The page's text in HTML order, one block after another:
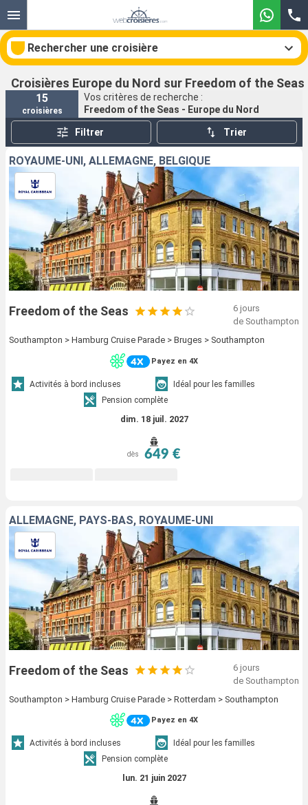
Rechercher une croisière
Nos destinations
Mois de départ
Ports Compagnies
Rechercher
Croisières Europe du Nord sur Freedom of the Seas
15
croisières
Vos critères de recherche :
Freedom of the Seas - Europe du Nord
Filtrer Trier
ROYAUME-UNI, ALLEMAGNE, BELGIQUE
Freedom of the Seas
6 jours
de Southampton
Southampton > Hamburg Cruise Parade > Bruges > Southampton
Payez en 4X
Activités à bord incluses
Idéal pour les familles
Pension complète
dim. 18 juil. 2027
dès 649 €
ALLEMAGNE, PAYS-BAS, ROYAUME-UNI
Freedom of the Seas
6 jours
de Southampton
Southampton > Hamburg Cruise Parade > Rotterdam > Southampton
Payez en 4X
Activités à bord incluses
Idéal pour les familles
Pension complète
lun. 21 juin 2027